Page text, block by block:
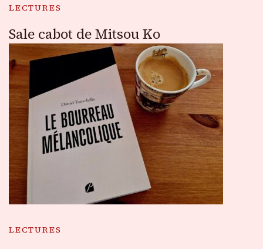
LECTURES
Sale cabot de Mitsou Ko
LECTURES